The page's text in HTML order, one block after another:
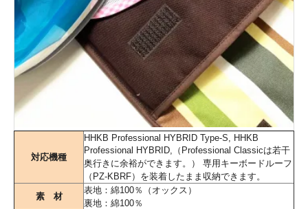
対応機種
HHKB Professional HYBRID Type-S, HHKB
Professional HYBRID,（Professional Classicは若干
奥行きに余裕ができます。） 専用キーボードルーフ
（PZ-KBRF）を装着したまま収納できます。
素 材
表地：綿100％（オックス）
裏地：綿100％